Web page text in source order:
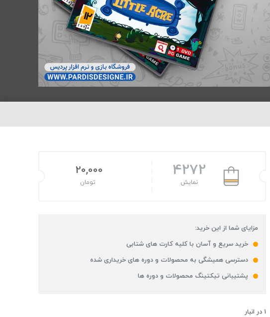
4272
نمایش
20,000
تومان
مزایای شما از این خرید:
خرید سریع و آسان با کلیه کارت های شتابی
دسترسی همیشگی به محصولات و دوره های خریداری شده
پشتیبانی تیکتینگ محصولات و دوره ها
1 در انبار